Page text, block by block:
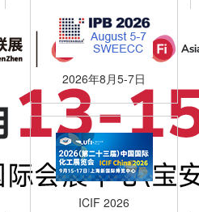
2026年8月5-7日
ICIF 2026